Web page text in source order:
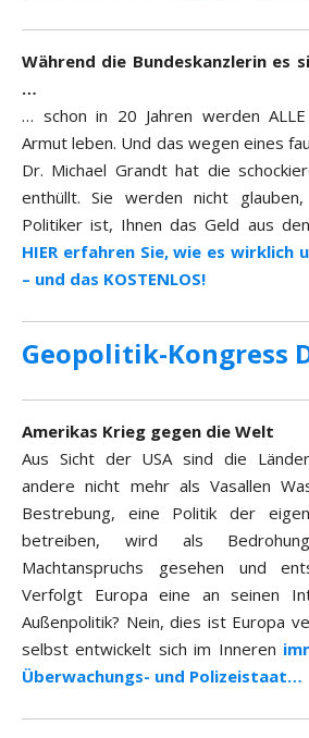
Während die Bundeskanzlerin es
…
… schon in 20 Jahren werden
Armut leben. Und das wegen eines
Dr. Michael Grandt hat die
enthüllt. Sie werden nicht
Politiker ist, Ihnen das Geld aus
HIER erfahren Sie, wie es wirklich
– und das KOSTENLOS!
Geopolitik-Kongress
Amerikas Krieg gegen die Welt
Aus Sicht der USA sind die
andere nicht mehr als Vasallen
Bestrebung, eine Politik der
betreiben, wird als
Machtanspruchs gesehen und
Verfolgt Europa eine an seinen
Außenpolitik? Nein, dies ist Europa
selbst entwickelt sich im Inneren
Überwachungs- und Polizeistaat…